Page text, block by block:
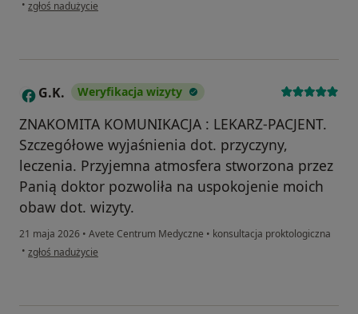
• zgłoś nadużycie
G G.K. Weryfikacja wizyty
ZNAKOMITA KOMUNIKACJA : LEKARZ-PACJENT.
Szczegółowe wyjaśnienia dot. przyczyny,
leczenia. Przyjemna atmosfera stworzona przez
Panią doktor pozwoliła na uspokojenie moich
obaw dot. wizyty.
21 maja 2026 • Avete Centrum Medyczne • konsultacja proktologiczna
• w opinii użytkownika G.K.
zgłoś nadużycie